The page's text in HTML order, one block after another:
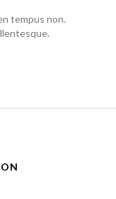
tempus non.